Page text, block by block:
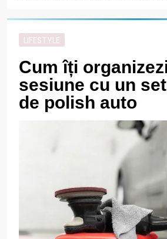
LIFESTYLE
Cum îți
sesiune cu un
de polish auto